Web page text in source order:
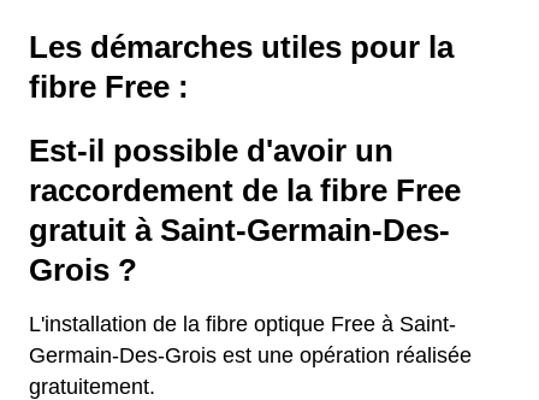
Les démarches utiles pour la
fibre Free :
Est-il possible d'avoir un
raccordement de la fibre Free
gratuit à Saint-Germain-Des-
Grois ?
L'installation de la fibre optique Free à Saint-
Germain-Des-Grois est une opération réalisée
gratuitement.